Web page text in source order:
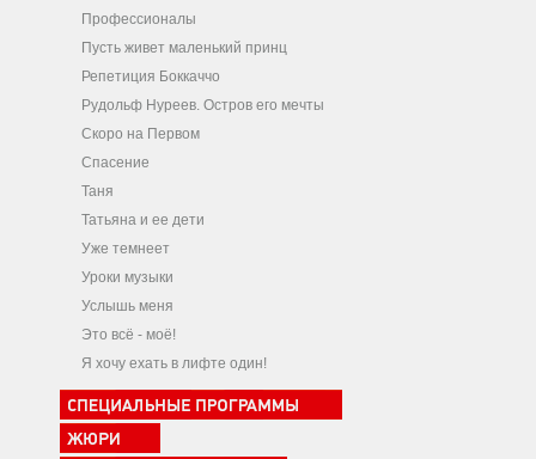
Профессионалы
Пусть живет маленький принц
Репетиция Боккаччо
Рудольф Нуреев. Остров его мечты
Скоро на Первом
Спасение
Таня
Татьяна и ее дети
Уже темнеет
Уроки музыки
Услышь меня
Это всё - моё!
Я хочу ехать в лифте один!